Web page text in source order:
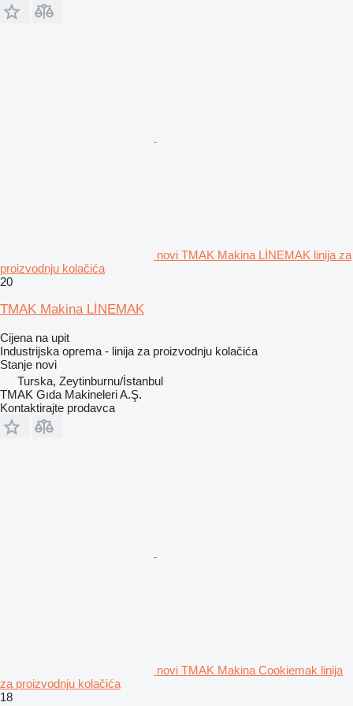
novi TMAK Makina LİNEMAK linija za
proizvodnju kolačića
20
TMAK Makina LİNEMAK
Cijena na upit
Industrijska oprema - linija za proizvodnju kolačića
Stanje novi
Turska, Zeytinburnu/İstanbul
TMAK Gıda Makineleri A.Ş.
Kontaktirajte prodavca
novi TMAK Makina Cookiemak linija
za proizvodnju kolačića
18